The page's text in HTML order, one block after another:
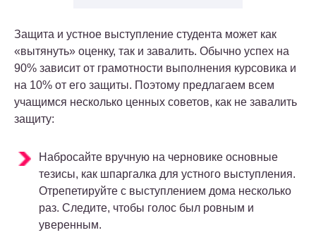
Защита и устное выступление студента может как
«вытянуть» оценку, так и завалить. Обычно успех на
90% зависит от грамотности выполнения курсовика и
на 10% от его защиты. Поэтому предлагаем всем
учащимся несколько ценных советов, как не завалить
защиту:
Набросайте вручную на черновике основные
тезисы, как шпаргалка для устного выступления.
Отрепетируйте с выступлением дома несколько
раз. Следите, чтобы голос был ровным и
уверенным.